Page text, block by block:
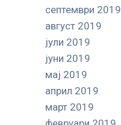
септември 2019
август 2019
јули 2019
јуни 2019
мај 2019
април 2019
март 2019